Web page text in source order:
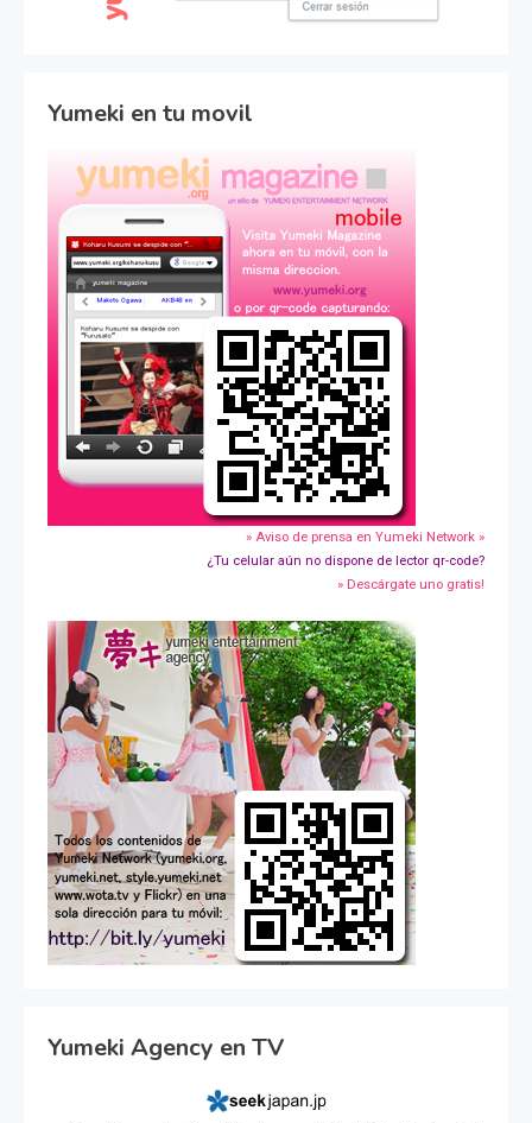
Yumeki en tu movil
» Aviso de prensa en Yumeki Network »
¿Tu celular aún no dispone de lector qr-code?
» Descárgate uno gratis!
Yumeki Agency en TV